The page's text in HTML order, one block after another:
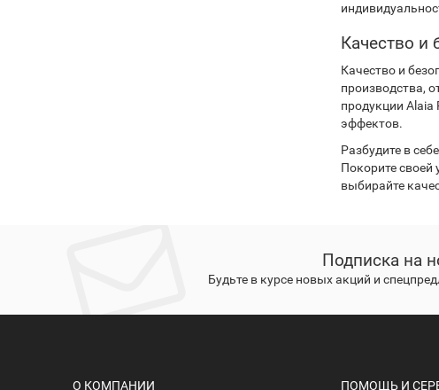
Качество и
Качество и
производства,
продукции
эффектов.
Разбудите в
Покорите своей
выбирайте
Подписка на
Будьте в курсе новых акций и
О КОМПАНИИ ПОМОЩЬ И